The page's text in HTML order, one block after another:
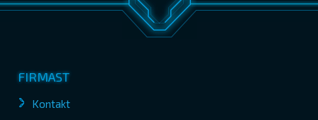
FIRMAST
Kontakt